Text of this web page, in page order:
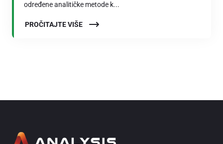
određene analitičke metode k...
PROČITAJTE VIŠE